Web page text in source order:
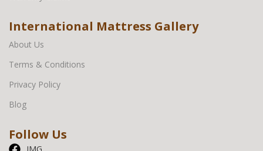
International Mattress Gallery
About Us
Terms & Conditions
Privacy Policy
Blog
Follow Us